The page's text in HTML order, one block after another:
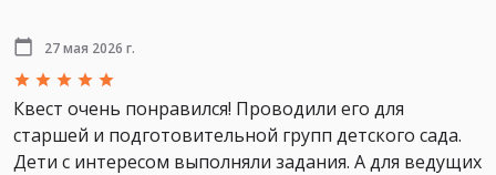
27 мая 2026 г.
Квест очень понравился! Проводили его для
старшей и подготовительной групп детского сада.
Дети с интересом выполняли задания. А для ведущих